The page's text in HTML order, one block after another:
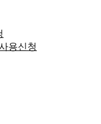
용신청